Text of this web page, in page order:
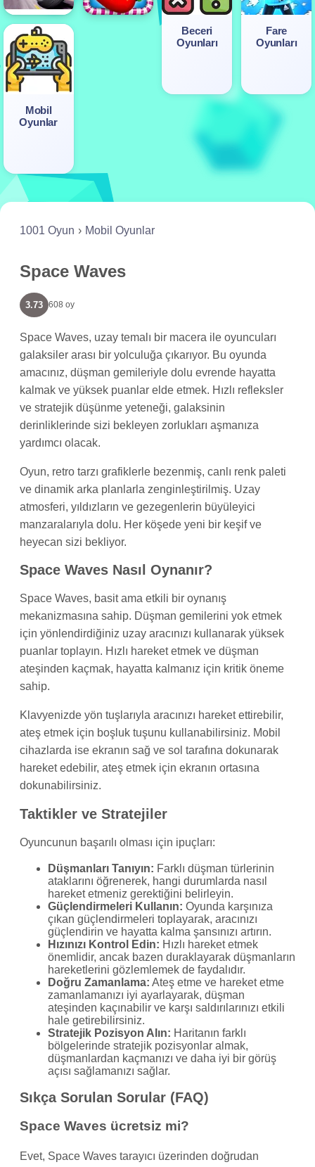
Beceri
Oyunları
Fare
Oyunları
Mobil
Oyunlar
1001 Oyun Mobil Oyunlar
Space Waves
3.73 608 oy
Space Waves, uzay temalı bir macera ile oyuncuları
galaksiler arası bir yolculuğa çıkarıyor. Bu oyunda
amacınız, düşman gemileriyle dolu evrende hayatta
kalmak ve yüksek puanlar elde etmek. Hızlı refleksler
ve stratejik düşünme yeteneği, galaksinin
derinliklerinde sizi bekleyen zorlukları aşmanıza
yardımcı olacak.
Oyun, retro tarzı grafiklerle bezenmiş, canlı renk paleti
ve dinamik arka planlarla zenginleştirilmiş. Uzay
atmosferi, yıldızların ve gezegenlerin büyüleyici
manzaralarıyla dolu. Her köşede yeni bir keşif ve
heyecan sizi bekliyor.
Space Waves Nasıl Oynanır?
Space Waves, basit ama etkili bir oynanış
mekanizmasına sahip. Düşman gemilerini yok etmek
için yönlendirdiğiniz uzay aracınızı kullanarak yüksek
puanlar toplayın. Hızlı hareket etmek ve düşman
ateşinden kaçmak, hayatta kalmanız için kritik öneme
sahip.
Klavyenizde yön tuşlarıyla aracınızı hareket ettirebilir,
ateş etmek için boşluk tuşunu kullanabilirsiniz. Mobil
cihazlarda ise ekranın sağ ve sol tarafına dokunarak
hareket edebilir, ateş etmek için ekranın ortasına
dokunabilirsiniz.
Taktikler ve Stratejiler
Oyuncunun başarılı olması için ipuçları:
Düşmanları Tanıyın: Farklı düşman türlerinin
ataklarını öğrenerek, hangi durumlarda nasıl
hareket etmeniz gerektiğini belirleyin.
Güçlendirmeleri Kullanın: Oyunda karşınıza
çıkan güçlendirmeleri toplayarak, aracınızı
güçlendirin ve hayatta kalma şansınızı artırın.
Hızınızı Kontrol Edin: Hızlı hareket etmek
önemlidir, ancak bazen duraklayarak düşmanların
hareketlerini gözlemlemek de faydalıdır.
Doğru Zamanlama: Ateş etme ve hareket etme
zamanlamanızı iyi ayarlayarak, düşman
ateşinden kaçınabilir ve karşı saldırılarınızı etkili
hale getirebilirsiniz.
Stratejik Pozisyon Alın: Haritanın farklı
bölgelerinde stratejik pozisyonlar almak,
düşmanlardan kaçmanızı ve daha iyi bir görüş
açısı sağlamanızı sağlar.
Sıkça Sorulan Sorular (FAQ)
Space Waves ücretsiz mi?
Evet, Space Waves tarayıcı üzerinden doğrudan